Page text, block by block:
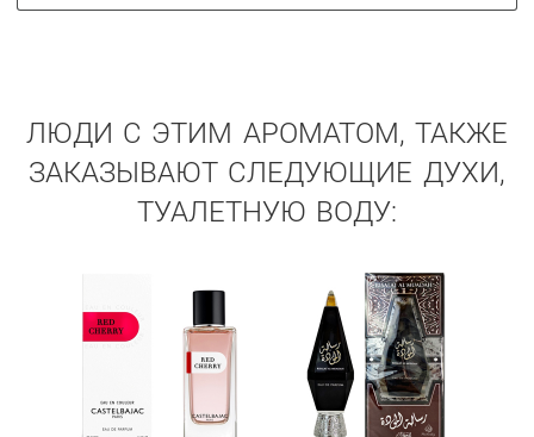
ЛЮДИ С ЭТИМ АРОМАТОМ, ТАКЖЕ
ЗАКАЗЫВАЮТ СЛЕДУЮЩИЕ ДУХИ,
ТУАЛЕТНУЮ ВОДУ: